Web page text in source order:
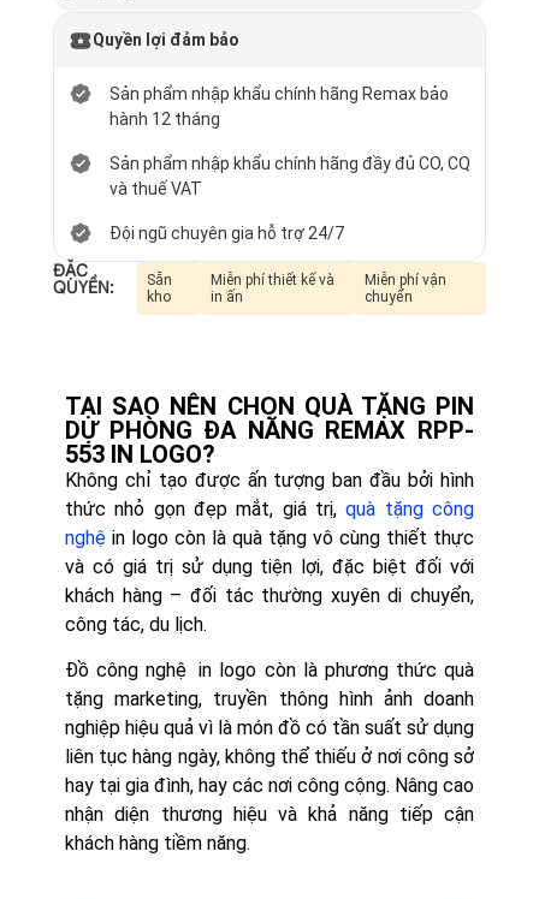
Quyền lợi đảm bảo
Sản phẩm nhập khẩu chính hãng Remax bảo
hành 12 tháng
Sản phẩm nhập khẩu chính hãng đầy đủ CO, CQ
và thuế VAT
Đội ngũ chuyên gia hỗ trợ 24/7
ĐẶC
QUYỀN:
Sẵn
kho
Miễn phí thiết kế và
in ấn
Miễn phí vận
chuyển
TẠI SAO NÊN CHỌN QUÀ TẶNG PIN
DỰ PHÒNG ĐA NĂNG REMAX RPP-
553 IN LOGO?
Không chỉ tạo được ấn tượng ban đầu bởi hình
thức nhỏ gọn đẹp mắt, giá trị,quà tặng công
nghệ in logo còn là quà tặng vô cùng thiết thực
và có giá trị sử dụng tiện lợi, đặc biệt đối với
khách hàng – đối tác thường xuyên di chuyển,
công tác, du lịch.
Đồ công nghệ in logo còn là phương thức quà
tặng marketing, truyền thông hình ảnh doanh
nghiệp hiệu quả vì là món đồ có tần suất sử dụng
liên tục hàng ngày, không thể thiếu ở nơi công sở
hay tại gia đình, hay các nơi công cộng. Nâng cao
nhận diện thương hiệu và khả năng tiếp cận
khách hàng tiềm năng.